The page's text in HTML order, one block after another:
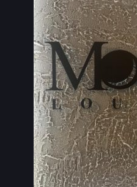
b
o
o
k